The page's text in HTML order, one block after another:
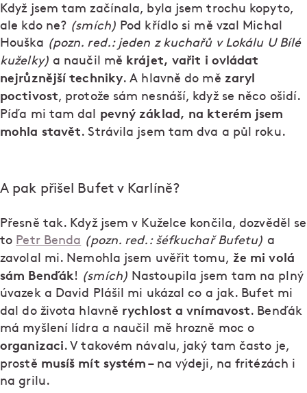
Když jsem tam začínala, byla jsem trochu kopyto,
ale kdo ne? (smích) Pod křídlo si mě vzal Michal
Houška (pozn. red.: jeden z kuchařů v Lokálu U Bílé
kuželky) a naučil mě krájet, vařit i ovládat
nejrůznější techniky. A hlavně do mě zaryl
poctivost, protože sám nesnáší, když se něco ošidí.
Píďa mi tam dal pevný základ, na kterém jsem
mohla stavět. Strávila jsem tam dva a půl roku.
A pak přišel Bufet v Karlíně?
Přesně tak. Když jsem v Kuželce končila, dozvěděl se
to Petr Benda (pozn. red.: šéfkuchař Bufetu) a
zavolal mi. Nemohla jsem uvěřit tomu, že mi volá
sám Benďák! (smích) Nastoupila jsem tam na plný
úvazek a David Plášil mi ukázal co a jak. Bufet mi
dal do života hlavně rychlost a vnímavost. Benďák
má myšlení lídra a naučil mě hrozně moc o
organizaci. V takovém návalu, jaký tam často je,
prostě musíš mít systém – na výdeji, na fritézách i
na grilu.